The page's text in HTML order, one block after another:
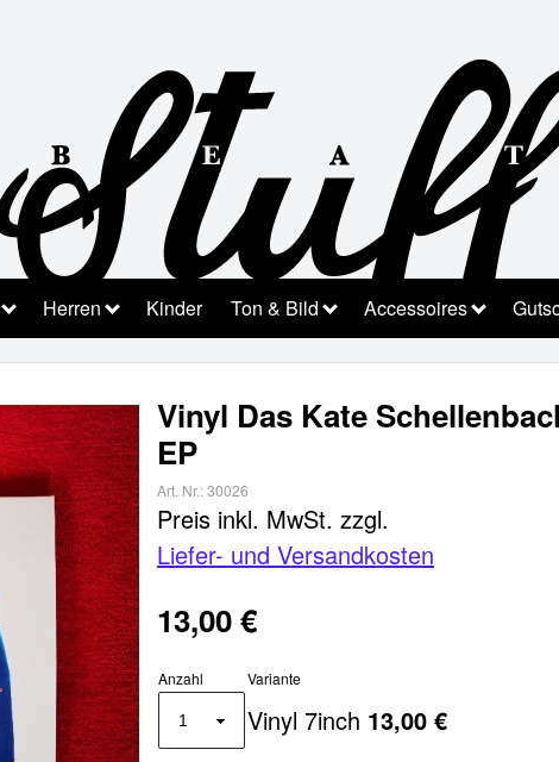
Herren Kinder Ton & Bild Accessoires
Vinyl Das Kate
EP
Art. Nr.:30026
Preis inkl. MwSt. zzgl.
Liefer- und Versandkosten
13,00 €
Anzahl Variante
Vinyl 7inch 13,00 €